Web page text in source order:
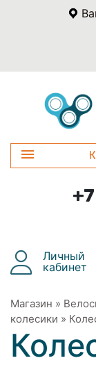
Личный
кабинет
Магазин »
колесики »